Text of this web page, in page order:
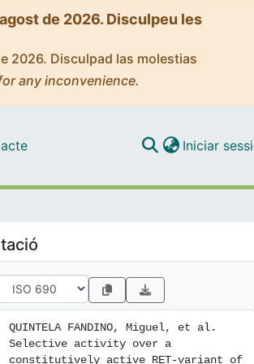
de 2026. Disculpeu les
2026. Disculpad las molestias
any inconvenience.
Iniciar
QUINTELA FANDINO, Miguel, et al.
Selective activity over a
constitutively active RET-variant of